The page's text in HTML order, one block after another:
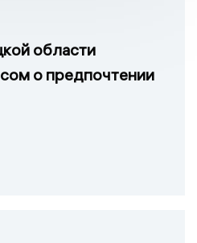
области
о предпочтении